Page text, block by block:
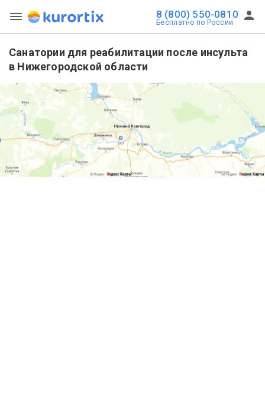
8 (800) 550-0810
Бесплатно по России
Санатории для реабилитации после инсульта
в Нижегородской области